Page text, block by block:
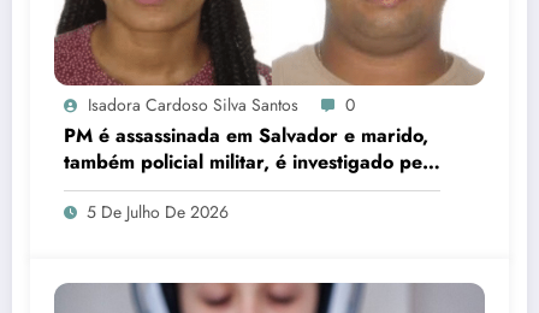
Isadora Cardoso Silva Santos 0
PM é assassinada em Salvador e marido,
também policial militar, é investigado pelo
crime
5 De Julho De 2026